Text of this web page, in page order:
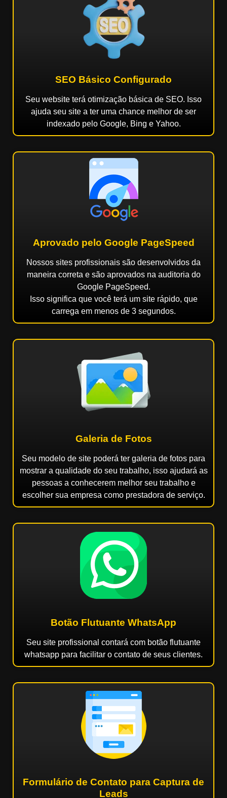
SEO Básico Configurado
Seu website terá otimização básica de SEO. Isso
ajuda seu site a ter uma chance melhor de ser
indexado pelo Google, Bing e Yahoo.
Aprovado pelo Google PageSpeed
Nossos sites profissionais são desenvolvidos da
maneira correta e são aprovados na auditoria do
Google PageSpeed.
Isso significa que você terá um site rápido, que
carrega em menos de 3 segundos.
Galeria de Fotos
Seu modelo de site poderá ter galeria de fotos para
mostrar a qualidade do seu trabalho, isso ajudará as
pessoas a conhecerem melhor seu trabalho e
escolher sua empresa como prestadora de serviço.
Botão Flutuante WhatsApp
Seu site profissional contará com botão flutuante
whatsapp para facilitar o contato de seus clientes.
Formulário de Contato para Captura de
Leads